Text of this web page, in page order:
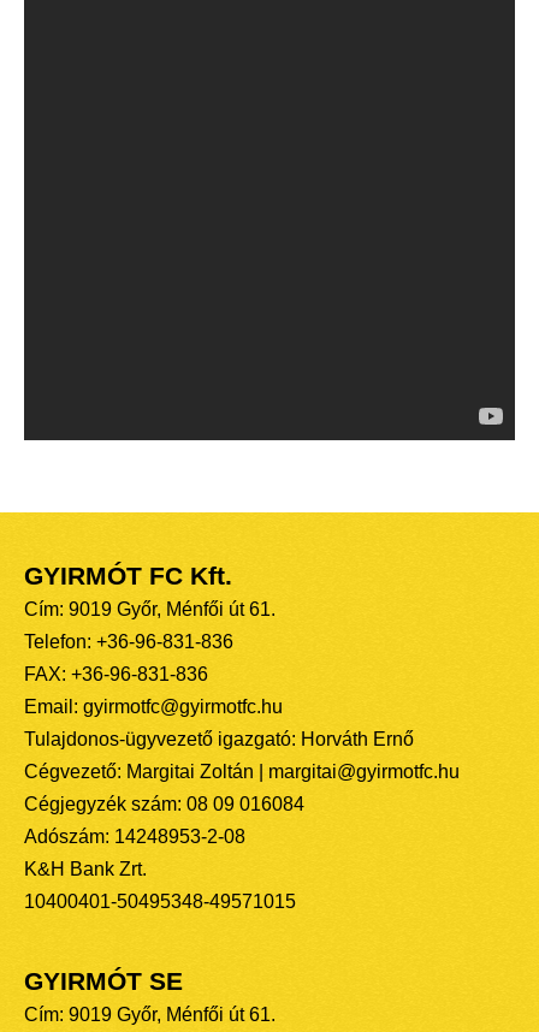
GYIRMÓT FC Kft.
Cím: 9019 Győr, Ménfői út 61.
Telefon: +36-96-831-836
FAX: +36-96-831-836
Email: gyirmotfc@gyirmotfc.hu
Tulajdonos-ügyvezető igazgató: Horváth Ernő
Cégvezető: Margitai Zoltán | margitai@gyirmotfc.hu
Cégjegyzék szám: 08 09 016084
Adószám: 14248953-2-08
K&H Bank Zrt.
10400401-50495348-49571015
GYIRMÓT SE
Cím: 9019 Győr, Ménfői út 61.